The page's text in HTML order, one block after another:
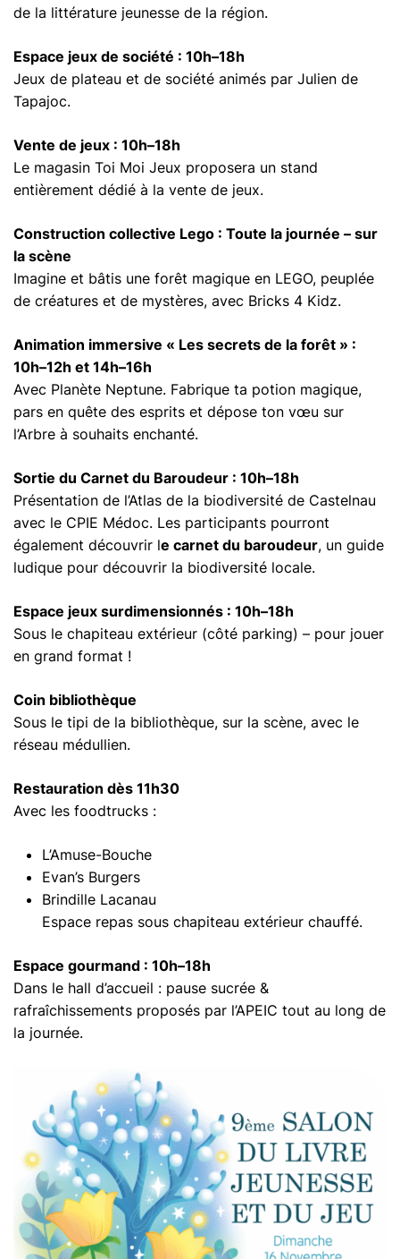
de la littérature jeunesse de la région.
Espace jeux de société : 10h–18h
Jeux de plateau et de société animés par Julien de
Tapajoc.
Vente de jeux : 10h–18h
Le magasin Toi Moi Jeux proposera un stand
entièrement dédié à la vente de jeux.
Construction collective Lego : Toute la journée – sur
la scène
Imagine et bâtis une forêt magique en LEGO, peuplée
de créatures et de mystères, avec Bricks 4 Kidz.
Animation immersive « Les secrets de la forêt » :
10h–12h et 14h–16h
Avec Planète Neptune. Fabrique ta potion magique,
pars en quête des esprits et dépose ton vœu sur
l’Arbre à souhaits enchanté.
Sortie du Carnet du Baroudeur : 10h–18h
Présentation de l’Atlas de la biodiversité de Castelnau
avec le CPIE Médoc. Les participants pourront
également découvrir le carnet du baroudeur, un guide
ludique pour découvrir la biodiversité locale.
Espace jeux surdimensionnés : 10h–18h
Sous le chapiteau extérieur (côté parking) – pour jouer
en grand format !
Coin bibliothèque
Sous le tipi de la bibliothèque, sur la scène, avec le
réseau médullien.
Restauration dès 11h30
Avec les foodtrucks :
L’Amuse-Bouche
Evan’s Burgers
Brindille Lacanau
Espace repas sous chapiteau extérieur chauffé.
Espace gourmand : 10h–18h
Dans le hall d’accueil : pause sucrée &
rafraîchissements proposés par l’APEIC tout au long de
la journée.